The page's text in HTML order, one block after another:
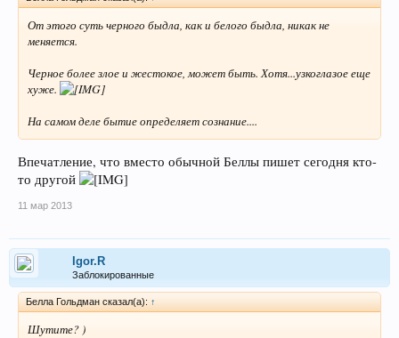
От этого суть черного быдла, как и белого быдла, никак не
меняется.
Черное более злое и жестокое, может быть. Хотя...узкоглазое еще
хуже.
На самом деле бытие определяет сознание....
Впечатление, что вместо обычной Беллы пишет сегодня кто-
то другой
11 мар 2013
Igor.R
Заблокированные
Белла Гольдман сказал(а): ↑
Шутите? )